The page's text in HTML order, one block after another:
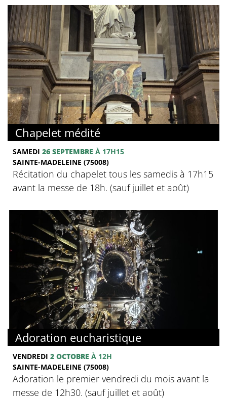
Chapelet médité
SAMEDI 26 SEPTEMBRE À 17H15
SAINTE-MADELEINE (75008)
Récitation du chapelet tous les samedis à 17h15
avant la messe de 18h. (sauf juillet et août)
Adoration eucharistique
VENDREDI 2 OCTOBRE À 12H
SAINTE-MADELEINE (75008)
Adoration le premier vendredi du mois avant la
messe de 12h30. (sauf juillet et août)